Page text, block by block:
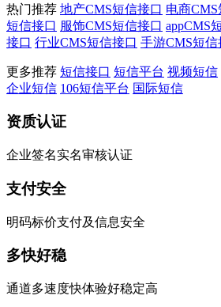
热门推荐 地产CMS短信接口 电商
短信接口 服饰CMS短信接口 appCMS
接口 行业CMS短信接口 手游CMS短信
更多推荐 短信接口 短信平台 视频短信
企业短信 106短信平台 国际短信
资质认证
企业签名实名审核认证
支付安全
明码标价支付及信息安全
多快好稳
通道多速度快体验好稳定高